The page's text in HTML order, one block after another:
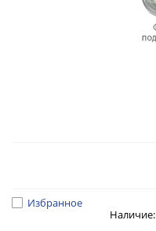
Избранное
Наличие: